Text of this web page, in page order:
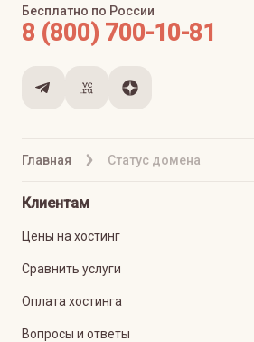
Главная Статус домена
Бесплатно по России
8 (800) 700-10-81
Клиентам
Цены на хостинг
Сравнить услуги
Оплата хостинга
Вопросы и ответы